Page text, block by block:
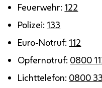
Feuerwehr: 122
Polizei: 133
Euro-Notruf: 112
Opfernotruf: 0800
Lichttelefon: 0800